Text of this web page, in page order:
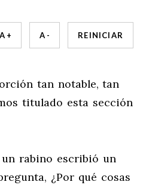
A + A - REINICIAR
tan notable, tan
titulado esta sección
rabino escribió un
¿Por qué cosas